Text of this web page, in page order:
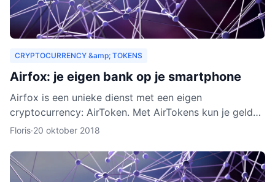
CRYPTOCURRENCY &amp; TOKENS
Airfox: je eigen bank op je smartphone
Airfox is een unieke dienst met een eigen
cryptocurrency: AirToken. Met AirTokens kun je geld
aan elkaar uitlenen, zonder tussenkomst van een bank.
Floris·20 oktober 2018